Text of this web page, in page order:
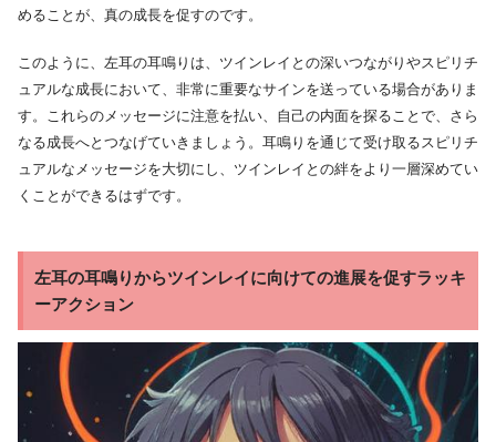
めることが、真の成長を促すのです。
このように、左耳の耳鳴りは、ツインレイとの深いつながりやスピリチ
ュアルな成長において、非常に重要なサインを送っている場合がありま
す。これらのメッセージに注意を払い、自己の内面を探ることで、さら
なる成長へとつなげていきましょう。耳鳴りを通じて受け取るスピリチ
ュアルなメッセージを大切にし、ツインレイとの絆をより一層深めてい
くことができるはずです。
左耳の耳鳴りからツインレイに向けての進展を促すラッキ
ーアクション